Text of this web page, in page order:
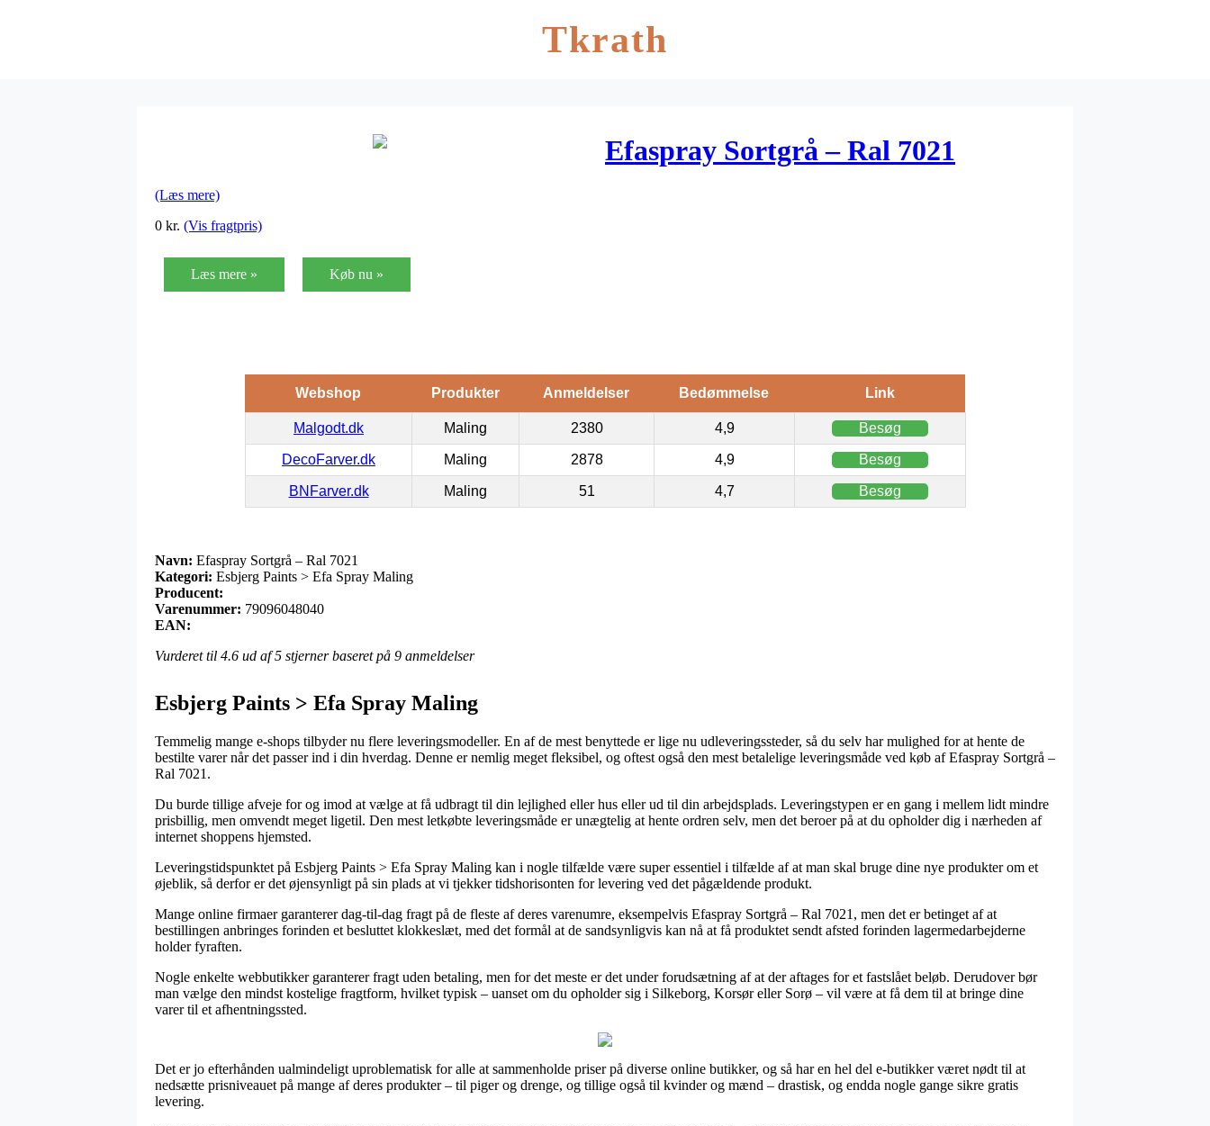
Tkrath
Efaspray Sortgrå – Ral 7021
(Læs mere)
0 kr. (Vis fragtpris)
Læs mere » Køb nu »
Webshop Produkter Anmeldelser Bedømmelse Link
Malgodt.dk Maling 2380 4,9 Besøg
DecoFarver.dk Maling 2878 4,9 Besøg
BNFarver.dk Maling 51 4,7 Besøg
Navn: Efaspray Sortgrå – Ral 7021
Kategori: Esbjerg Paints > Efa Spray Maling
Producent:
Varenummer: 79096048040
EAN:
Vurderet til 4.6 ud af 5 stjerner baseret på 9 anmeldelser
Esbjerg Paints > Efa Spray Maling
Temmelig mange e-shops tilbyder nu flere leveringsmodeller. En af de mest benyttede er lige nu udleveringssteder, så du selv har mulighed for at hente de
bestilte varer når det passer ind i din hverdag. Denne er nemlig meget fleksibel, og oftest også den mest betalelige leveringsmåde ved køb af Efaspray Sortgrå –
Ral 7021.
Du burde tillige afveje for og imod at vælge at få udbragt til din lejlighed eller hus eller ud til din arbejdsplads. Leveringstypen er en gang i mellem lidt mindre
prisbillig, men omvendt meget ligetil. Den mest letkøbte leveringsmåde er unægtelig at hente ordren selv, men det beroer på at du opholder dig i nærheden af
internet shoppens hjemsted.
Leveringstidspunktet på Esbjerg Paints > Efa Spray Maling kan i nogle tilfælde være super essentiel i tilfælde af at man skal bruge dine nye produkter om et
øjeblik, så derfor er det øjensynligt på sin plads at vi tjekker tidshorisonten for levering ved det pågældende produkt.
Mange online firmaer garanterer dag-til-dag fragt på de fleste af deres varenumre, eksempelvis Efaspray Sortgrå – Ral 7021, men det er betinget af at
bestillingen anbringes forinden et besluttet klokkeslæt, med det formål at de sandsynligvis kan nå at få produktet sendt afsted forinden lagermedarbejderne
holder fyraften.
Nogle enkelte webbutikker garanterer fragt uden betaling, men for det meste er det under forudsætning af at der aftages for et fastslået beløb. Derudover bør
man vælge den mindst kostelige fragtform, hvilket typisk – uanset om du opholder sig i Silkeborg, Korsør eller Sorø – vil være at få dem til at bringe dine
varer til et afhentningssted.
Det er jo efterhånden ualmindeligt uproblematisk for alle at sammenholde priser på diverse online butikker, og så har en hel del e-butikker været nødt til at
nedsætte prisniveauet på mange af deres produkter – til piger og drenge, og tillige også til kvinder og mænd – drastisk, og endda nogle gange sikre gratis
levering.